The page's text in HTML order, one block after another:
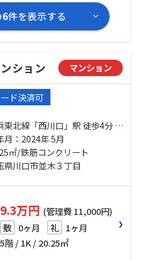
6件を表示する
ション マンション
ド決済可
東北線「西川口」駅 徒歩4分 京
線「蕨」駅 徒歩27分 京浜東
「川口」駅 徒歩32分
月：2024年 5月
㎡/鉄筋コンクリート
県川口市並木３丁目
9.3万円 (管理費 11,000円)
敷 0ヶ月 礼 1ヶ月
5階 / 1K / 20.25㎡